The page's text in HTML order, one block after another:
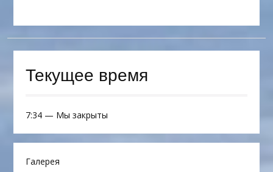
Текущее время
7:34— Мы закрыты
Галерея